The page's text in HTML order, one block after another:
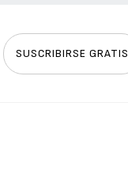
SUSCRIBIRSE GRATIS